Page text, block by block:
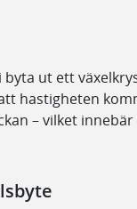
ut ett
hastigheten
– vilket